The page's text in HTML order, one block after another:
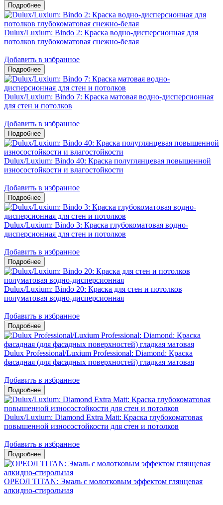
Dulux/Luxium: Bindo 2: Краска водно-дисперсионная для
потолков глубокоматовая снежно-белая
Добавить в избранное
Dulux/Luxium: Bindo 7: Краска матовая водно-дисперсионная
для стен и потолков
Добавить в избранное
Dulux/Luxium: Bindo 40: Краска полуглянцевая повышенной
износостойкости и влагостойкости
Добавить в избранное
Dulux/Luxium: Bindo 3: Краска глубокоматовая водно-
дисперсионная для стен и потолков
Добавить в избранное
Dulux/Luxium: Bindo 20: Краска для стен и потолков
полуматовая водно-дисперсионная
Добавить в избранное
Dulux Professional/Luxium Professional: Diamond: Краска
фасадная (для фасадных поверхностей) гладкая матовая
Добавить в избранное
Dulux/Luxium: Diamond Extra Matt: Краска глубокоматовая
повышенной износостойкости для стен и потолков
Добавить в избранное
ОРЕОЛ TITAN: Эмаль с молотковым эффектом глянцевая
алкидно-стирольная